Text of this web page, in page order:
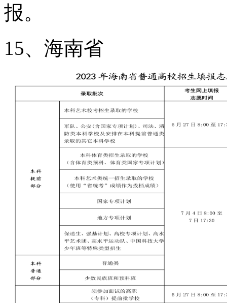
报。
15、海南省